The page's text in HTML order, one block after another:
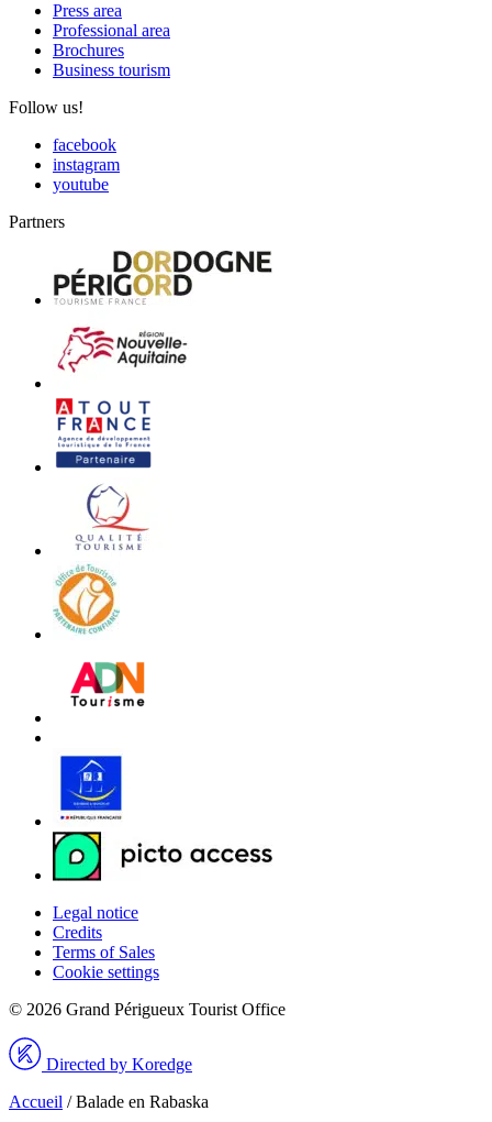
Press area
Professional area
Brochures
Business tourism
Follow us!
facebook
instagram
youtube
Partners
Legal notice
Credits
Terms of Sales
Cookie settings
© 2026 Grand Périgueux Tourist Office
Directed by Koredge
Accueil /Balade en Rabaska